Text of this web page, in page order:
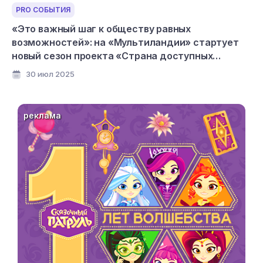
PRO СОБЫТИЯ
«Это важный шаг к обществу равных
возможностей»: на «Мультиландии» стартует
новый сезон проекта «Страна доступных
мультфильмов»
30 июл 2025
реклама